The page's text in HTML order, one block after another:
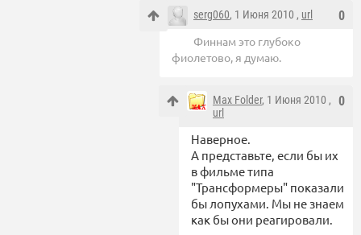
0
serg060, 1 Июня 2010 , url
Финнам это глубоко
фиолетово, я думаю.
0
Max Folder, 1 Июня 2010 ,
url
Наверное.
А представьте, если бы их
в фильме типа
"Трансформеры" показали
бы лопухами. Мы не знаем
как бы они реагировали.